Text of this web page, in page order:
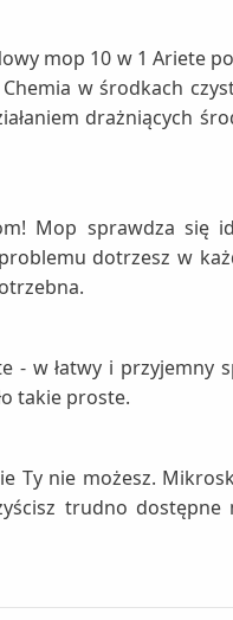
mop 10 w 1 Ariete
w środkach
drażniących
Mop sprawdza się
dotrzesz w
- w łatwy i przyjemny
takie proste.
Ty nie możesz.
trudno dostępne